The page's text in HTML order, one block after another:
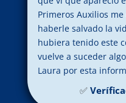
Primeros Auxilios
haberle salvado la
hubiera tenido este
vuelve a suceder
Laura por esta
✅